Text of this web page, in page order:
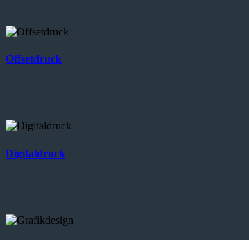
Offsetdruck
Digitaldruck